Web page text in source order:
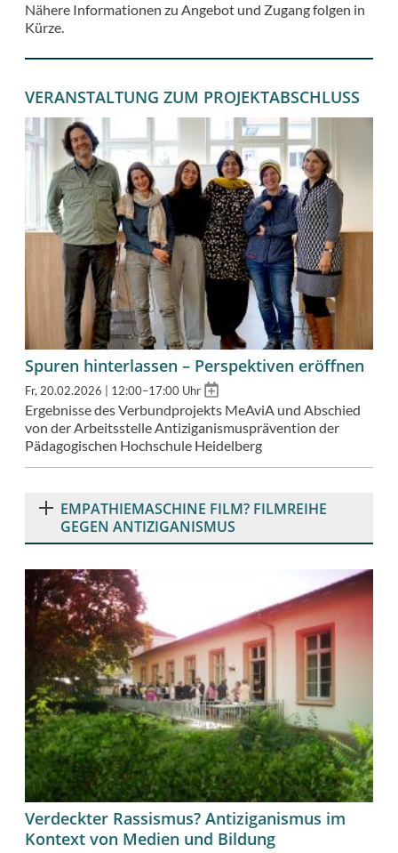
Nähere Informationen zu Angebot und Zugang folgen in
Kürze.
VERANSTALTUNG ZUM PROJEKTABSCHLUSS
Spuren hinterlassen – Perspektiven eröffnen
Fr, 20.02.2026 | 12:00–17:00 Uhr Add
to
calendar
Ergebnisse des Verbundprojekts MeAviA und Abschied
von der Arbeitsstelle Antiziganismusprävention der
Pädagogischen Hochschule Heidelberg
EMPATHIEMASCHINE FILM? FILMREIHE
GEGEN ANTIZIGANISMUS
Verdeckter Rassismus? Antiziganismus im
Kontext von Medien und Bildung